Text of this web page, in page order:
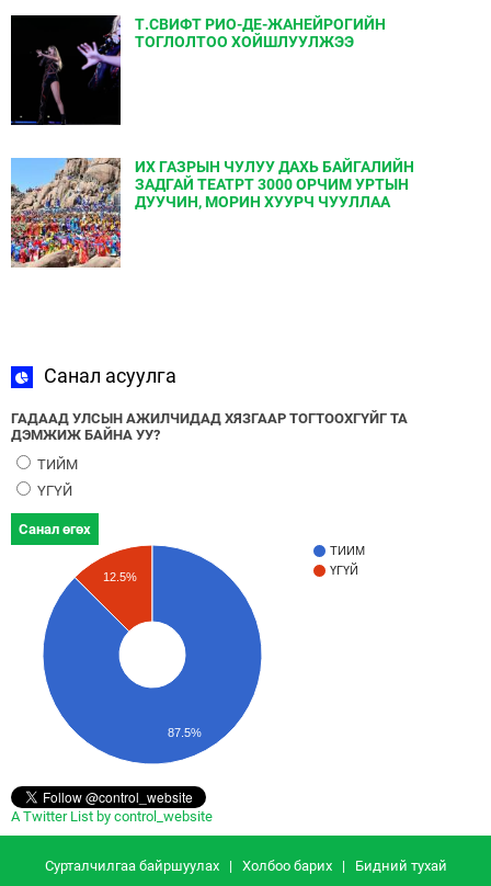
Т.СВИФТ РИО-ДЕ-ЖАНЕЙРОГИЙН
ТОГЛОЛТОО ХОЙШЛУУЛЖЭЭ
ИХ ГАЗРЫН ЧУЛУУ ДАХЬ БАЙГАЛИЙН
ЗАДГАЙ ТЕАТРТ 3000 ОРЧИМ УРТЫН
ДУУЧИН, МОРИН ХУУРЧ ЧУУЛЛАА
Санал асуулга
ГАДААД УЛСЫН АЖИЛЧИДАД ХЯЗГААР ТОГТООХГҮЙГ ТА
ДЭМЖИЖ БАЙНА УУ?
ТИЙМ
ҮГҮЙ
Санал өгөх
ТИЙМ
ҮГҮЙ
12.5%
87.5%
A Twitter List by control_website
Сурталчилгаа байршуулах| Холбоо барих| Бидний тухай